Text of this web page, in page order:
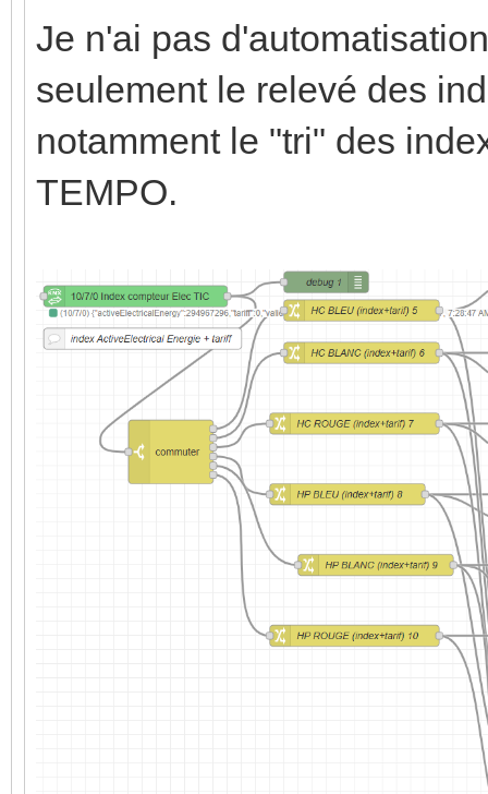
Je n'ai pas
seulement le relevé des
notamment le "tri" des
TEMPO.